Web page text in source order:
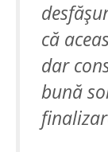
că
dar
bună